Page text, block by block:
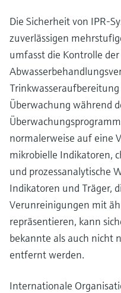
Die Sicherheit von IPR-
zuverlässigen
umfasst die Kontrolle
Überwachung während
normalerweise auf eine
mikrobielle Indikatoren,
und prozessanalytische
Indikatoren und Träger,
Verunreinigungen mit
repräsentieren, kann
bekannte als auch nicht
entfernt werden.
Internationale